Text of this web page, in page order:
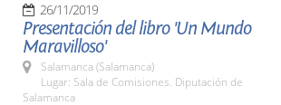
26/11/2019
Presentación del libro 'Un Mundo
Maravilloso'
Salamanca (Salamanca)
Lugar: Sala de Comisiones. Diputación de
Salamanca